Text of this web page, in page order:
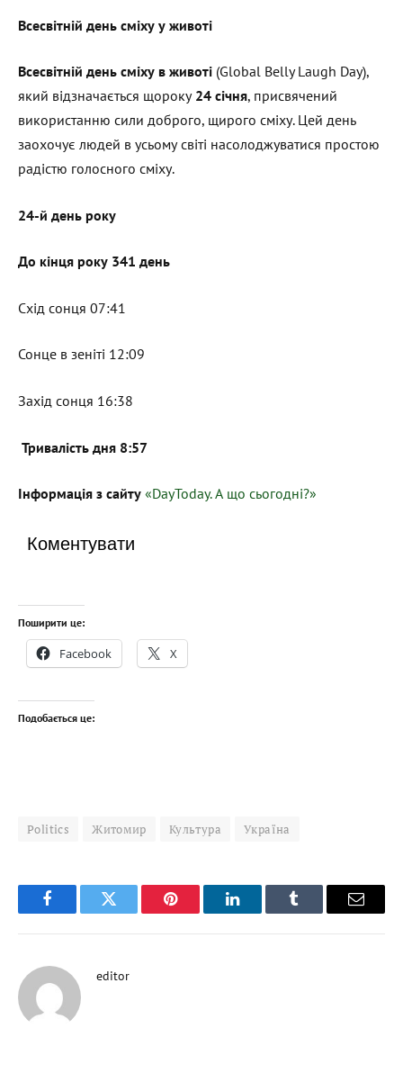
Всесвітній день сміху у животі
Всесвітній день сміху в животі (Global Belly Laugh Day),
який відзначається щороку 24 січня, присвячений
використанню сили доброго, щирого сміху. Цей день
заохочує людей в усьому світі насолоджуватися простою
радістю голосного сміху.
24-й день року
До кінця року 341 день
Схід сонця 07:41
Сонце в зеніті 12:09
Захід сонця 16:38
Тривалість дня 8:57
Інформація з сайту «DayToday. А що сьогодні?»
Коментувати
Поширити це:
Facebook X
Подобається це:
Politics Житомир Культура Україна
FacebookTwitter Pinterest LinkedInTumblr Email
editor